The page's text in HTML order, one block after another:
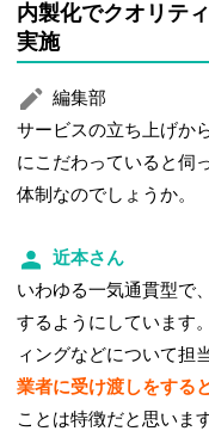
内製化でクオリテ
実施
編集部
サービスの立ち上げか
にこだわっていると伺
体制なのでしょうか。
近本さん
いわゆる一気通貫型で
するようにしています
ィングなどについて担
業者に受け渡しをする
ことは特徴だと思いま